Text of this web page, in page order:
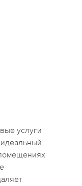
услуги